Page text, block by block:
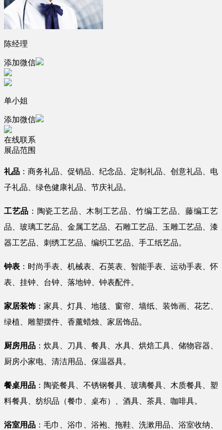
陈经理
添加微信
单小姐
添加微信
在线联系
展品范围
礼品 ：商务礼品、促销品、纪念品、定制礼品、创意礼品、电
子礼品、绿色健康礼品、节庆礼品。
工艺品 ：陶瓷工艺品、木制工艺品、竹编工艺品、藤编工艺
品、玻璃工艺品、金属工艺品、石雕工艺品、玉雕工艺品、漆
器工艺品、刺绣工艺品、编织工艺品、手工纸艺品。
钟表 ：时尚手表、机械表、石英表、智能手表、运动手表、怀
表、挂钟、台钟、落地钟、钟表配件。
家居装饰 ：家具、灯具、地毯、窗帘、墙纸、装饰画、花艺、
绿植、雕塑摆件、香薰蜡烛、家居饰品。
厨房用品 ：炊具、刀具、餐具、水具、烘焙工具、储物容器、
厨房小家电、清洁用品、保温器具。
餐桌用品 ：陶瓷餐具、不锈钢餐具、玻璃餐具、木质餐具、塑
料餐具、纺织品（餐巾、桌布）、酒具、茶具、咖啡具。
浴室用品 ：毛巾、浴巾、浴袍、拖鞋、洗漱用品、浴室收纳、